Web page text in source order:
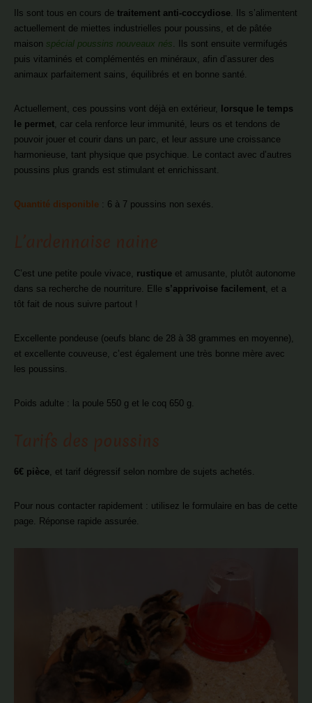
Ils sont tous en cours de traitement anti-coccydiose . Ils s’alimentent
actuellement de miettes industrielles pour poussins, et de pâtée
maison spécial poussins nouveaux nés . Ils sont ensuite vermifugés
puis vitaminés et complémentés en minéraux, afin d’assurer des
animaux parfaitement sains, équilibrés et en bonne santé.
Actuellement, ces poussins vont déjà en extérieur, lorsque le temps
le permet , car cela renforce leur immunité, leurs os et tendons de
pouvoir jouer et courir dans un parc, et leur assure une croissance
harmonieuse, tant physique que psychique. Le contact avec d’autres
poussins plus grands est stimulant et enrichissant.
Quantité disponible : 6 à 7 poussins non sexés.
C’est une petite poule vivace, rustique et amusante, plutôt autonome
dans sa recherche de nourriture. Elle s’apprivoise facilement , et a
tôt fait de nous suivre partout !
Excellente pondeuse (oeufs blanc de 28 à 38 grammes en moyenne),
et excellente couveuse, c’est également une très bonne mère avec
les poussins.
Poids adulte : la poule 550 g et le coq 650 g.
6€ pièce, et tarif dégressif selon nombre de sujets achetés.
Pour nous contacter rapidement : utilisez le formulaire en bas de cette
page. Réponse rapide assurée.